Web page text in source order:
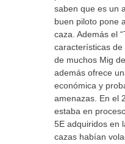
saben que es un
buen piloto pone
caza. Además el
características de
de muchos Mig
además ofrece
económica y
amenazas. En el
estaba en
5E adquiridos en
cazas habían